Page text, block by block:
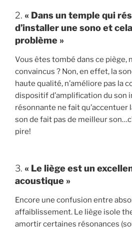
2. « Dans un temple qui
d’installer une sono et
problème »
Vous êtes tombé dans ce piège,
convaincus ? Non, en effet, la
haute qualité, n’améliore pas la
dispositif d’amplification du son
résonnante ne fait qu’accentuer
son de fait pas de meilleur
pire!
3. « Le liège est un
acoustique »
Encore une confusion entre
affaiblissement. Le liège isole
amortir certaines résonances